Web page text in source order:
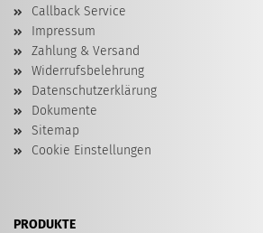
Callback Service
Impressum
Zahlung & Versand
Widerrufsbelehrung
Datenschutzerklärung
Dokumente
Sitemap
Cookie Einstellungen
PRODUKTE